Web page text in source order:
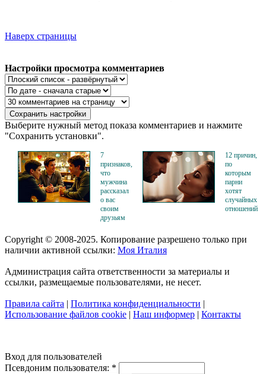
Наверх страницы
Настройки просмотра комментариев
Выберите нужный метод показа комментариев и нажмите
"Сохранить установки".
7
признаков,
что
мужчина
рассказал
о вас
своим
друзьям
12 причин,
по
которым
парни
хотят
случайных
отношений
Copyright © 2008-2025. Копирование разрешено только при
наличии активной ссылки: Моя Италия
Администрация сайта ответственности за материалы и
ссылки, размещаемые пользователями, не несет.
Правила сайта | Политика конфиденциальности |
Использование файлов cookie | Наш информер | Контакты
Вход для пользователей
Псевдоним пользователя: *